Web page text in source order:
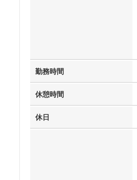
勤務時間
休憩時間
休日